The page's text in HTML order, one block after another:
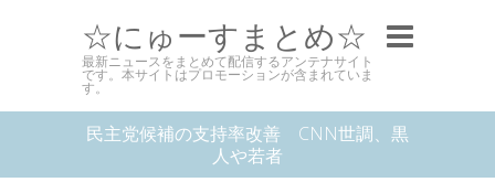
☆にゅーすまとめ☆
最新ニュースをまとめて配信するアンテナサイト
です。本サイトはプロモーションが含まれていま
す。
民主党候補の支持率改善 CNN世調、黒
人や若者